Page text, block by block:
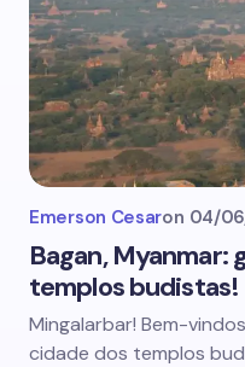
Emerson Cesaron 04/
Bagan, Myanmar:
templos budistas!
Mingalarbar! Bem-
cidade dos templos